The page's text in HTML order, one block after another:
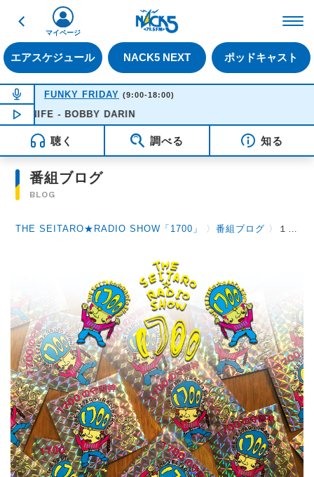
戻る
エアスケジュール NACK5 NEXT ポッドキャスト
マイページ
NOW ON AIR
FUNKY FRIDAY (9:00-18:00)
NOW PLAYING16:51
- BOBBY DARIN
聴く 調べる 知る
番組ブログ
BLOG
THE SEITARO★RADIO SHOW「1700」 〉番組ブログ 〉 １１月１６日（木）